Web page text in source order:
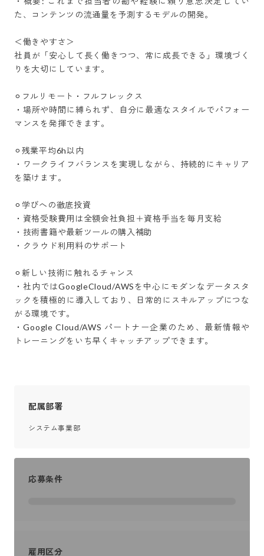
た、コンテンツの流通量を予測するモデルの開発。
＜働きやすさ＞
社員が「安心して長く働きつつ、常に成長できる」環境づく
りを大切にしています。
⚪︎フルリモート・フルフレックス
・場所や時間に縛られず、自分に最適なスタイルでパフォー
マンスを発揮できます。
⚪︎残業平均6h以内
・ワークライフバランスを実現しながら、持続的にキャリア
を築けます。
⚪︎学びへの徹底投資
・資格受験費用は全額会社負担＋資格手当を毎月支給
・技術書籍や最新ツールの購入補助
・クラウド利用料のサポート
⚪︎新しい技術に触れるチャンス
・社内ではGoogleCloud/AWSを中心にモダンなデータスタ
ックを積極的に導入しており、日常的にスキルアップにつな
がる環境です。
・Google Cloud/AWS パートナー企業のため、最新情報や
トレーニングをいち早くキャッチアップできます。
配属部署
システム事業部
応募条件
雇用区分